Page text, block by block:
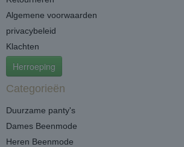
Algemene voorwaarden
privacybeleid
Klachten
Herroeping
Categorieën
Duurzame panty's
Dames Beenmode
Heren Beenmode